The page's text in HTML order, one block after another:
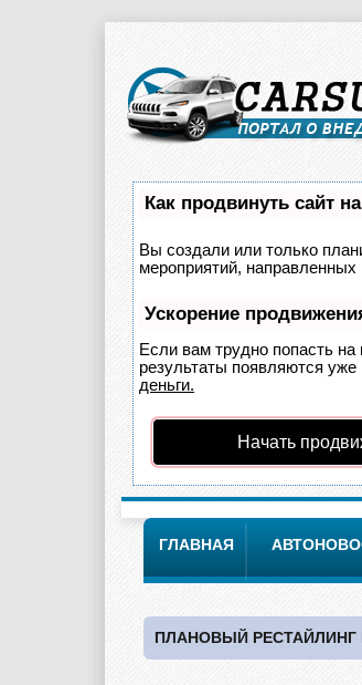
Как продвинуть сайт
Вы создали или только
мероприятий,
Ускорение
Если вам трудно попасть
результаты появляются
деньги.
Начать
ГЛАВНАЯ
ПЛАНОВЫЙ РЕСТАЙЛИНГ